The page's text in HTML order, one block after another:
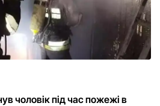
чоловік під час пожежі в